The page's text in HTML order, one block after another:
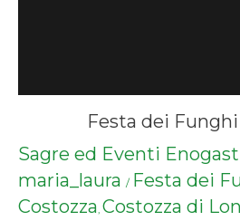
Festa dei
Sagre ed Eventi
maria_laura / Festa dei
Costozza, Costozza di